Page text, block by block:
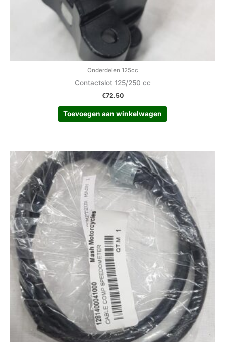
Onderdelen 125cc
Contactslot 125/250 cc
€72.50
Toevoegen aan winkelwagen